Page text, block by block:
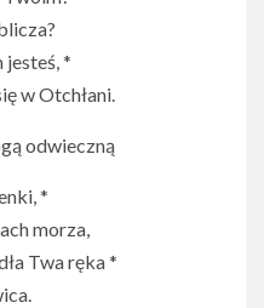
jesteś, *
w Otchłani.
odwieczną
*
morza,
Twa ręka *